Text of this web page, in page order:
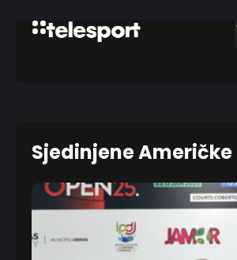
Sjedinjene Američke